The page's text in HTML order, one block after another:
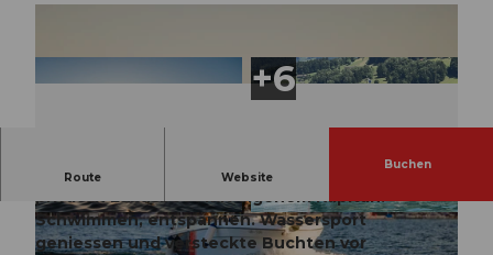
© Swiss Lake Twins / Alfonso Ochoa | KI-opti
miert |CC-BY-NC-ND
© Swiss Lake Twins / Alfonso Ochoa | KI-opti
miert |
CC-BY-NC-ND
Route Website
Buchen
Entdecken Sie den Vierwaldstättersee auf einem
privaten Luxusboot mit eigenem Kapitän.
Schwimmen, entspannen. Wassersport
geniessen und versteckte Buchten vor